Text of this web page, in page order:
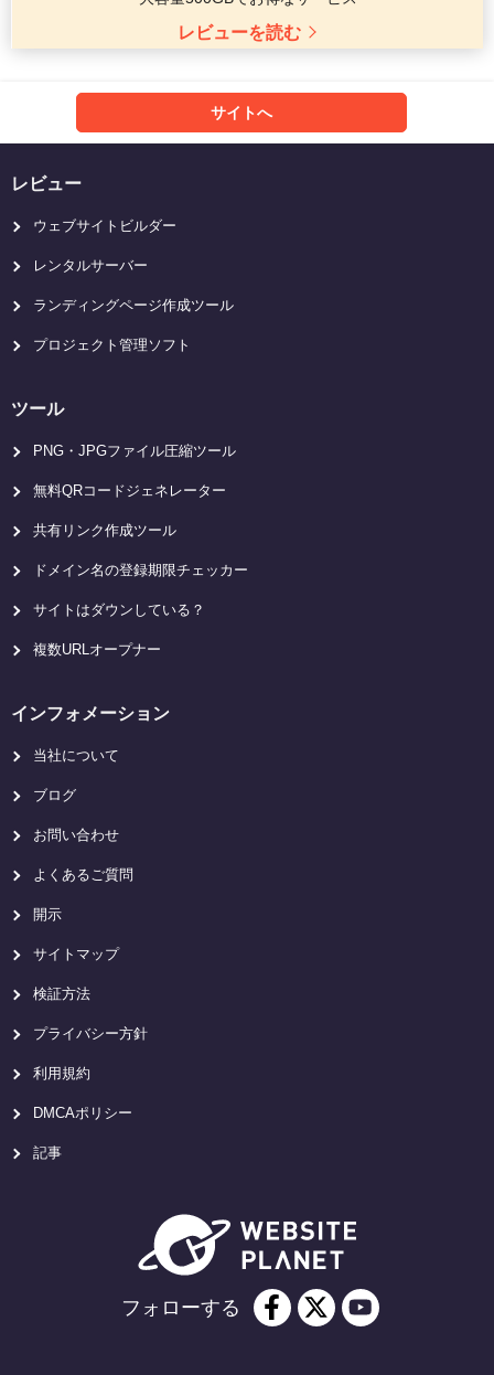
レビューを読む
サイトへ
レビュー
ウェブサイトビルダー
レンタルサーバー
ランディングページ作成ツール
プロジェクト管理ソフト
ツール
PNG・JPGファイル圧縮ツール
無料QRコードジェネレーター
共有リンク作成ツール
ドメイン名の登録期限チェッカー
サイトはダウンしている？
複数URLオープナー
インフォメーション
当社について
ブログ
お問い合わせ
よくあるご質問
開示
サイトマップ
検証方法
プライバシー方針
利用規約
DMCAポリシー
記事
フォローする